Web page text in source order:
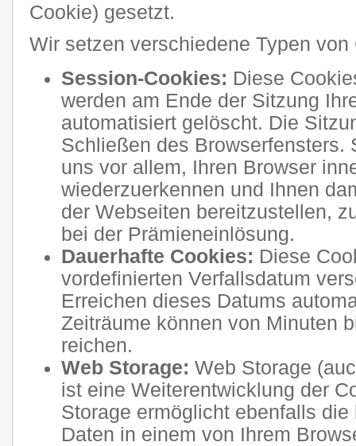
Cookie) gesetzt.
Wir setzen verschiedene Typen von
Session-Cookies: Diese
werden am Ende der Sitzung
automatisiert gelöscht. Die
Schließen des Browserfensters.
uns vor allem, Ihren Browser
wiederzuerkennen und Ihnen
der Webseiten bereitzustellen,
bei der Prämieneinlösung.
Dauerhafte Cookies: Diese
vordefinierten Verfallsdatum
Erreichen dieses Datums
Zeiträume können von Minuten
reichen.
Web Storage: Web Storage
ist eine Weiterentwicklung der
Storage ermöglicht ebenfalls
Daten in einem von Ihrem